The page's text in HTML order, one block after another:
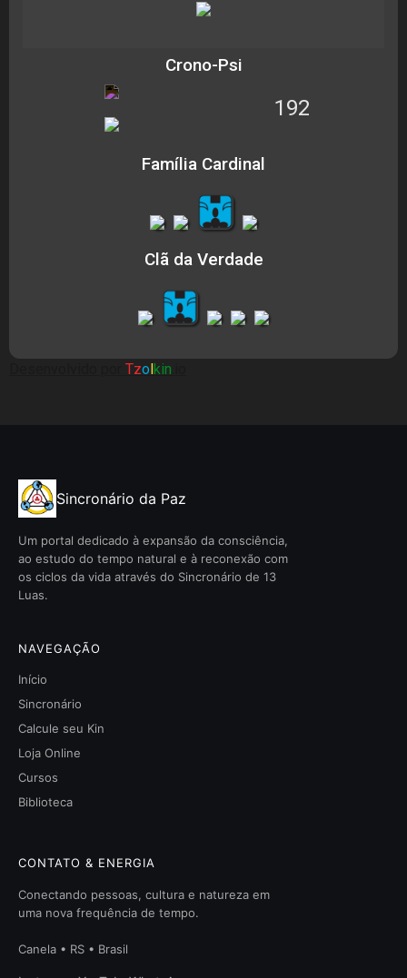
Crono-Psi
192
Família Cardinal
Clã da Verdade
Tzo kin
Sincronário da Paz
Um portal dedicado à expansão da consciência,
ao estudo do tempo natural e à reconexão com
os ciclos da vida através do Sincronário de 13
Luas.
NAVEGAÇÃO
Início
Sincronário
Calcule seu Kin
Loja Online
Cursos
Biblioteca
CONTATO & ENERGIA
Conectando pessoas, cultura e natureza em
uma nova frequência de tempo.
Canela • RS • Brasil